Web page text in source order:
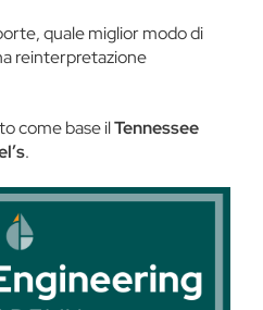
quale miglior modo di
reinterpretazione
come base ilTennessee
.